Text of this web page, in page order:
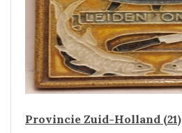
Provincie Zuid-Holland (21)